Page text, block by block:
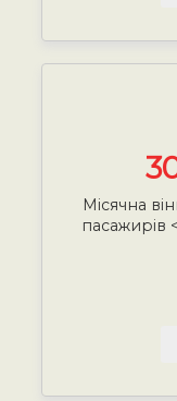
Місячна
пасажирів